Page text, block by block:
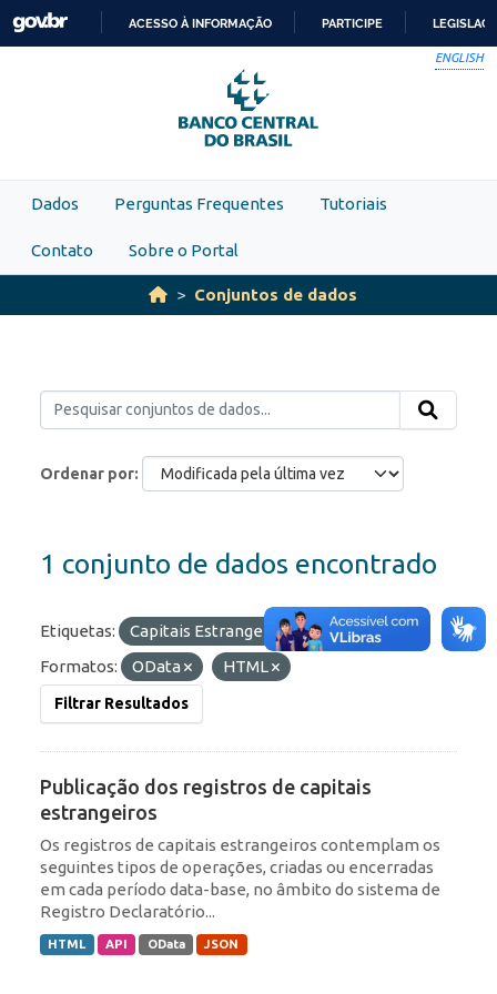
Skip to main content
PARA
O
CONTEÚDO
ACESSO À INFORMAÇÃO PARTICIPE
ENGLISH
Dados Perguntas Frequentes Tutoriais
Contato Sobre o Portal
Conjuntos de dados
Ordenar por
1 conjunto de dados encontrado
Etiquetas: Capitais Estrangeiros
ROF
Formatos:
OData HTML
Filtrar Resultados
Publicação dos registros de capitais
estrangeiros
Os registros de capitais estrangeiros contemplam os
seguintes tipos de operações, criadas ou encerradas
em cada período data-base, no âmbito do sistema de
Registro Declaratório...
HTML API OData JSON